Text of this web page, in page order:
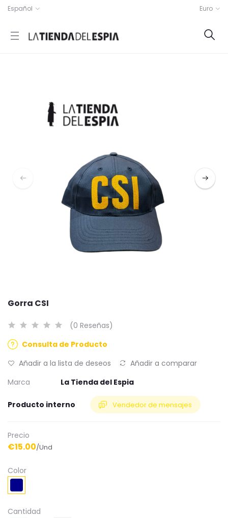
Español Euro
Gorra CSI
(0 Reseñas)
Consulta de Producto
Añadir a la lista de deseos
Añadir a comparar
Marca
La Tienda del Espia
Producto interno Vendedor de mensajes
Precio
€15.00/Und
Color
Cantidad